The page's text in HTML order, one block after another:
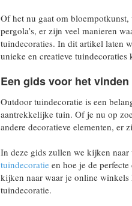
Of het nu gaat om
pergola’s, er zijn veel manieren
tuindecoraties. In dit artikel laten
unieke en creatieve tuindecoraties
Een gids voor het
Outdoor tuindecoratie is een
aantrekkelijke tuin. Of je nu op
andere decoratieve elementen, er
In deze gids zullen we kijken
tuindecoratieen hoe je de
kijken naar waar je online
tuindecoratie.